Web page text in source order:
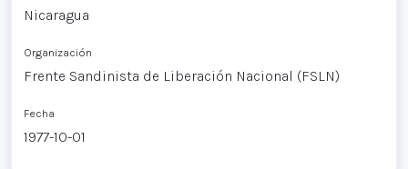
Nicaragua
Organización
Frente Sandinista de Liberación Nacional (FSLN)
Fecha
1977-10-01